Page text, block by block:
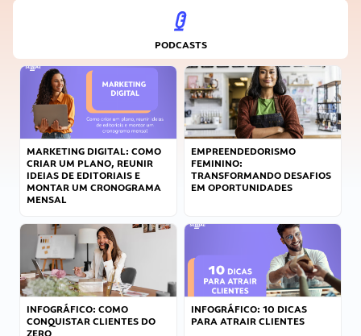
PODCASTS
MARKETING DIGITAL: COMO
CRIAR UM PLANO, REUNIR
IDEIAS DE EDITORIAIS E
MONTAR UM CRONOGRAMA
MENSAL
EMPREENDEDORISMO
FEMININO:
TRANSFORMANDO DESAFIOS
EM OPORTUNIDADES
INFOGRÁFICO: COMO
CONQUISTAR CLIENTES DO
INFOGRÁFICO: 10 DICAS
PARA ATRAIR CLIENTES